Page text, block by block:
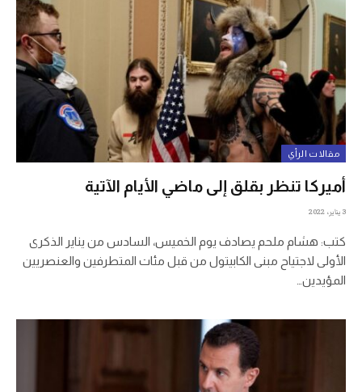
مقالات الرأي
أميركا تنظر بقلق إلى ماضي الأيام الآتية
3 يناير، 2022
كتب: هشام ملحم يصادف يوم الخميس، السادس من يناير الذكرى
الأولى لاجتياح مبنى الكابيتول من قبل مئات المتطرفين والعنصريين
المؤيدين…